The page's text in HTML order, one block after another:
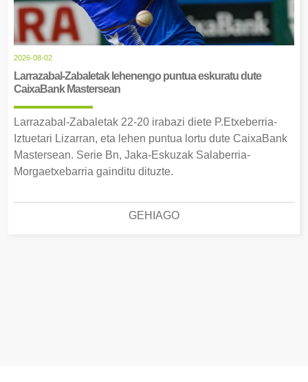
2026-08-02
Larrazabal-Zabaletak lehenengo puntua eskuratu dute
CaixaBank Mastersean
Larrazabal-Zabaletak 22-20 irabazi diete P.Etxeberria-
Iztuetari Lizarran, eta lehen puntua lortu dute CaixaBank
Mastersean. Serie Bn, Jaka-Eskuzak Salaberria-
Morgaetxebarria gainditu dituzte.
GEHIAGO